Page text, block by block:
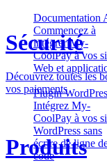
Documentation
Commencez à
intégrer My-
CoolPay à vos
Web et
Plugin
Intégrez My-
CoolPay à vos
WordPress sans
écrire de ligne
code
Sécurité
Découvrez toutes les
vos paiements
Produits